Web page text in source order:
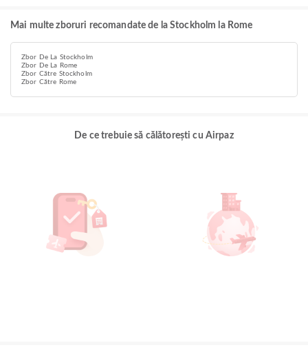
Mai multe zboruri recomandate de la Stockholm la Rome
Zbor De La Stockholm
Zbor De La Rome
Zbor Către Stockholm
Zbor Către Rome
De ce trebuie să călătorești cu Airpaz